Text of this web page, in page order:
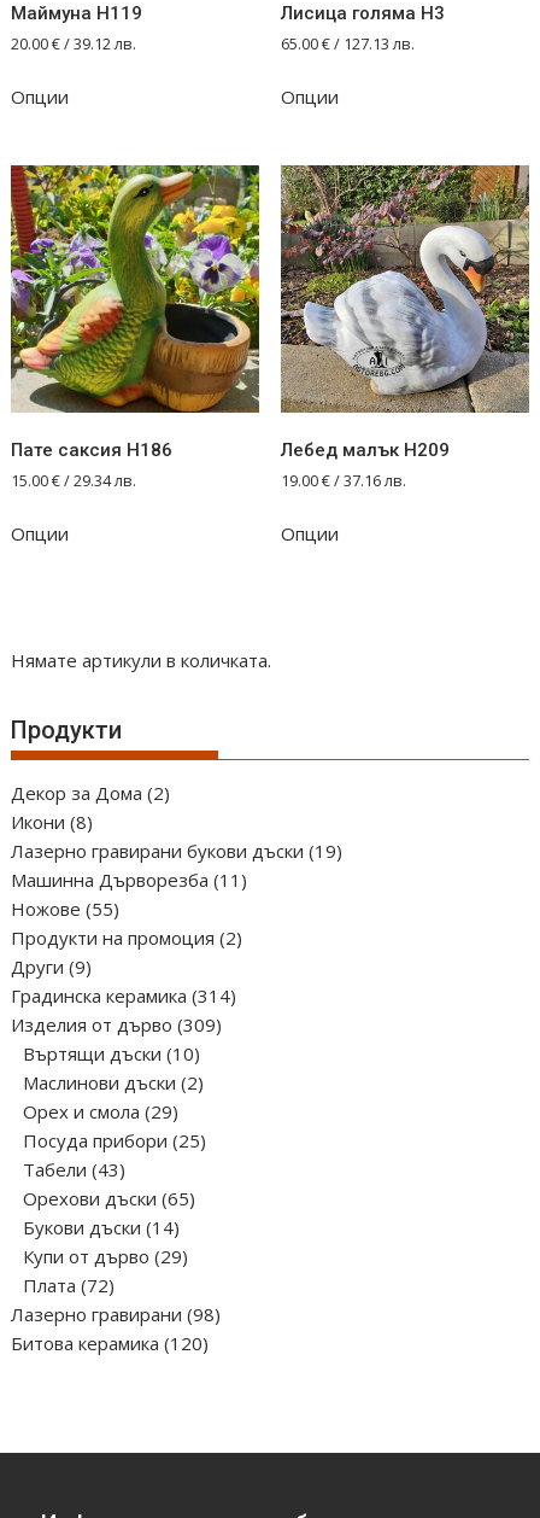
Маймуна Н119
20.00€/ 39.12 лв.
Опции
Лисица голяма Н3
65.00€/ 127.13 лв.
Опции
Пате саксия Н186
15.00€/ 29.34 лв.
Опции
Лебед малък Н209
19.00€/ 37.16 лв.
Опции
Нямате артикули в количката.
Продукти
Декор за Дома 22
Икони 88
продукта
Лазерно гравирани букови дъски 1919
Машинна Дърворезба 11 11
Ножове 5555
продукта
Продукти на промоция 22
Други 99
продукта
Градинска керамика 314314
Изделия от дърво 309309
Въртящи дъски 1010
продукта
Маслинови дъски 22
Орех и смола 2929
продукта
Посуда прибори 2525
Табели 4343
продукта
Орехови дъски 6565
Букови дъски 1414
продукта
Купи от дърво 2929
Плата 7272
продукта
Лазерно гравирани 9898
Битова керамика 120120